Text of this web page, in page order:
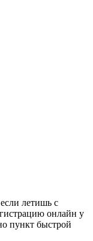
летишь с
онлайн у
пункт быстрой